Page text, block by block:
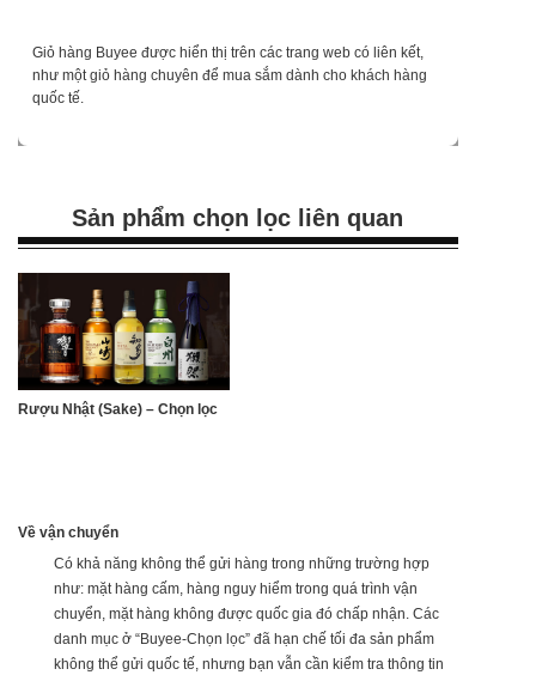
Giỏ hàng Buyee được hiển thị trên các trang web có liên kết,
như một giỏ hàng chuyên để mua sắm dành cho khách hàng
quốc tế.
Sản phẩm chọn lọc liên quan
Rượu Nhật (Sake) – Chọn lọc
Về vận chuyển
Có khả năng không thể gửi hàng trong những trường hợp
như: mặt hàng cấm, hàng nguy hiểm trong quá trình vận
chuyển, mặt hàng không được quốc gia đó chấp nhận. Các
danh mục ở “Buyee-Chọn lọc” đã hạn chế tối đa sản phẩm
không thể gửi quốc tế, nhưng bạn vẫn cần kiểm tra thông tin